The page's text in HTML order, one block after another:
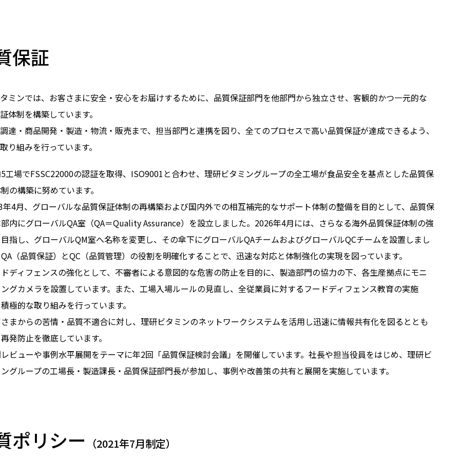
保証
ミンでは、お客さまに安全・安心をお届けするために、品質保証部門を他部門から独立させ、客観的かつ一元的な
体制を構築しています。
達・商品開発・製造・物流・販売まで、担当部門と連携を図り、全てのプロセスで高い品質保証が達成できるよう、
り組みを行っています。
工場でFSSC22000の認証を取得、ISO9001と合わせ、理研ビタミングループの全工場が食品安全を基点とした品質保
の構築に努めています。
年4月、グローバルな品質保証体制の再構築および国内外での相互補完的なサポート体制の整備を目的として、品質保
内にグローバルQA室（QA＝Quality Assurance）を設立しました。2026年4月には、さらなる海外品質保証体制の強
指し、グローバルQM室へ名称を変更し、その傘下にグローバルQAチームおよびグローバルQCチームを設置しまし
（品質保証）とQC（品質管理）の役割を明確化することで、迅速な対応と体制強化の実現を図っています。
ディフェンスの強化として、不審者による意図的な危害の防止を目的に、製造部門の協力の下、各生産拠点にモニ
グカメラを設置しています。また、工場入場ルールの見直し、全従業員に対するフードディフェンス教育の実施
極的な取り組みを行っています。
まからの苦情・品質不適合に対し、理研ビタミンのネットワークシステムを活用し迅速に情報共有化を図るととも
発防止を徹底しています。
ビューや事例水平展開をテーマに年2回「品質保証検討会議」を開催しています。社長や担当役員をはじめ、理研ビ
グループの工場長・製造課長・品質保証部門長が参加し、事例や改善策の共有と展開を実施しています。
ポリシー （2021年7月制定）